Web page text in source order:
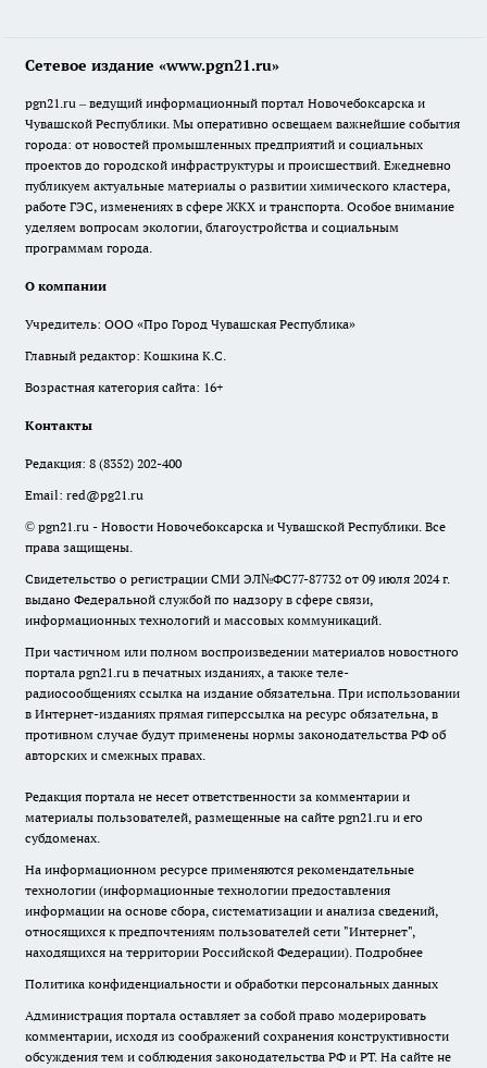
Сетевое издание «www.pgn21.ru»
pgn21.ru – ведущий информационный портал Новочебоксарска и
Чувашской Республики. Мы оперативно освещаем важнейшие события
города: от новостей промышленных предприятий и социальных
проектов до городской инфраструктуры и происшествий. Ежедневно
публикуем актуальные материалы о развитии химического кластера,
работе ГЭС, изменениях в сфере ЖКХ и транспорта. Особое внимание
уделяем вопросам экологии, благоустройства и социальным
программам города.
О компании
Учредитель: ООО «Про Город Чувашская Республика»
Главный редактор: Кошкина К.С.
Возрастная категория сайта: 16+
Контакты
Редакция: 8 (8352) 202-400
Email: red@pg21.ru
© pgn21.ru - Новости Новочебоксарска и Чувашской Республики. Все
права защищены.
Свидетельство о регистрации СМИ ЭЛ№ФС77-87732 от 09 июля 2024 г.
выдано Федеральной службой по надзору в сфере связи,
информационных технологий и массовых коммуникаций.
При частичном или полном воспроизведении материалов новостного
портала pgn21.ru в печатных изданиях, а также теле-
радиосообщениях ссылка на издание обязательна. При использовании
в Интернет-изданиях прямая гиперссылка на ресурс обязательна, в
противном случае будут применены нормы законодательства РФ об
авторских и смежных правах.
Редакция портала не несет ответственности за комментарии и
материалы пользователей, размещенные на сайте pgn21.ru и его
субдоменах.
На информационном ресурсе применяются рекомендательные
технологии (информационные технологии предоставления
информации на основе сбора, систематизации и анализа сведений,
относящихся к предпочтениям пользователей сети "Интернет",
находящихся на территории Российской Федерации). Подробнее
Политика конфиденциальности и обработки персональных данных
Администрация портала оставляет за собой право модерировать
комментарии, исходя из соображений сохранения конструктивности
обсуждения тем и соблюдения законодательства РФ и РТ. На сайте не